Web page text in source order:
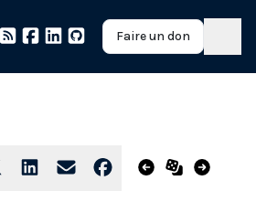
Faire un don